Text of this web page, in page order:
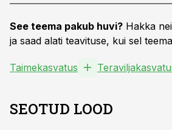
See teema pakub huvi? Hakka
ja saad alati teavituse, kui sel
Taimekasvatus
SEOTUD LOOD